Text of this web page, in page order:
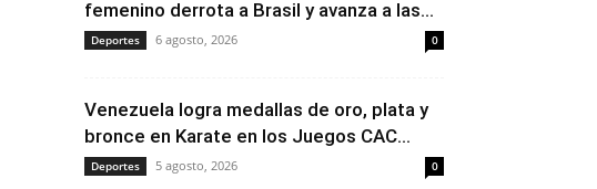
femenino derrota a Brasil y avanza a las...
Deportes 6 agosto, 2026 0
Venezuela logra medallas de oro, plata y
bronce en Karate en los Juegos CAC...
Deportes 5 agosto, 2026 0